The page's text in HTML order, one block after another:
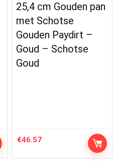
25,4 cm Gouden pan
met Schotse
Gouden Paydirt –
Goud – Schotse
Goud
€46.57